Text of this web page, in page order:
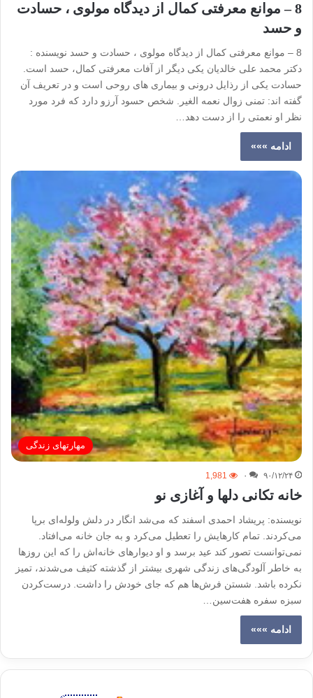
8 – موانع معرفتی کمال از دیدگاه مولوی ، حسادت
و حسد
8 – موانع معرفتی کمال از دیدگاه مولوی ، حسادت و حسد نویسنده :
دکتر محمد علی خالدیان یکی دیگر از آفات معرفتی کمال، حسد است.
حسادت یکی از رذایل درونی و بیماری های روحی است و در تعریف آن
گفته اند: تمنی زوال نعمه الغیر. شخص حسود آرزو دارد که فرد مورد
نظر او نعمتی را از دست دهد…
ادامه »»»
مهارتهای زندگی
۹۰/۱۲/۲۴ ۰ 1,981
خانه تکانی دلها و آغازی نو
نویسنده: پریشاد احمدی اسفند كه می‌شد انگار در دلش ولوله‌ای برپا
می‌كردند. تمام كارهایش را تعطیل می‌كرد و به جان خانه می‌افتاد.
نمی‌توانست تصور كند عید برسد و او دیوارهای خانه‌اش را كه این روزها
به خاطر آلودگی‌های زندگی شهری بیشتر از گذشته كثیف می‌شدند، تمیز
نكرده باشد. شستن فرش‌ها هم كه جای خودش را داشت. درست‌كردن
سبزه سفره هفت‌سین…
ادامه »»»